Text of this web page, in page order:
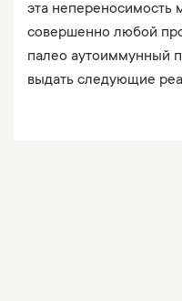
эта непереносимость
совершенно любой
палео аутоиммунный
выдать следующие